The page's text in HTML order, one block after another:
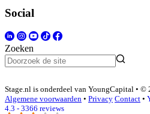
Social
Zoeken
Stage.nl is onderdeel van YoungCapital • ©
Algemene voorwaarden • Privacy Contact •
4.3 - 3366 reviews